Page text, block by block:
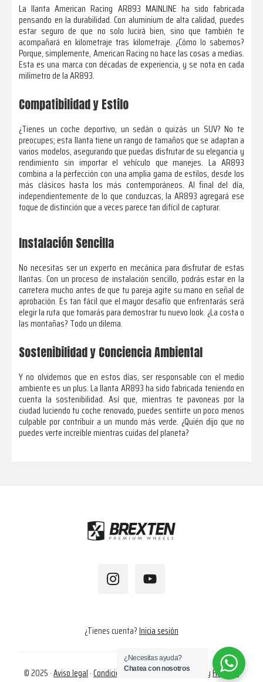
La llanta American Racing AR893 MAINLINE ha sido fabricada
pensando en la durabilidad. Con aluminium de alta calidad, puedes
estar seguro de que no solo lucirá bien, sino que también te
acompañará en kilometraje tras kilometraje. ¿Cómo lo sabemos?
Porque, simplemente, American Racing no hace las cosas a medias.
Esta es una marca con décadas de experiencia, y se nota en cada
milímetro de la AR893.
Compatibilidad y Estilo
¿Tienes un coche deportivo, un sedán o quizás un SUV? No te
preocupes; esta llanta tiene un rango de tamaños que se adaptan a
varios modelos, asegurando que puedas disfrutar de su elegancia y
rendimiento sin importar el vehículo que manejes. La AR893
combina a la perfección con una amplia gama de estilos, desde los
más clásicos hasta los más contemporáneos. Al final del día,
independientemente de lo que conduzcas, la AR893 agregará ese
toque de distinción que a veces parece tan difícil de capturar.
Instalación Sencilla
No necesitas ser un experto en mecánica para disfrutar de estas
llantas. Con un proceso de instalación sencillo, podrás estar en la
carretera mucho antes de que tu pareja agite su mano en señal de
aprobación. Es tan fácil que el mayor desafío que enfrentarás será
elegir la ruta que tomarás para demostrar tu nuevo look. ¿La costa o
las montañas? Todo un dilema.
Sostenibilidad y Conciencia Ambiental
Y no olvidemos que en estos días, ser responsable con el medio
ambiente es un plus. La llanta AR893 ha sido fabricada teniendo en
cuenta la sostenibilidad. Así que, mientras te pavoneas por la
ciudad luciendo tu coche renovado, puedes sentirte un poco menos
culpable por contribuir a un mundo más verde. ¿Quién dijo que no
puedes verte increíble mientras cuidas del planeta?
¿Tienes cuenta?Inicia sesión
© 2025 ·Aviso legal·Condiciones de compra·Cookies · byHapalok
¿Necesitas ayuda?
Chatea con nosotros